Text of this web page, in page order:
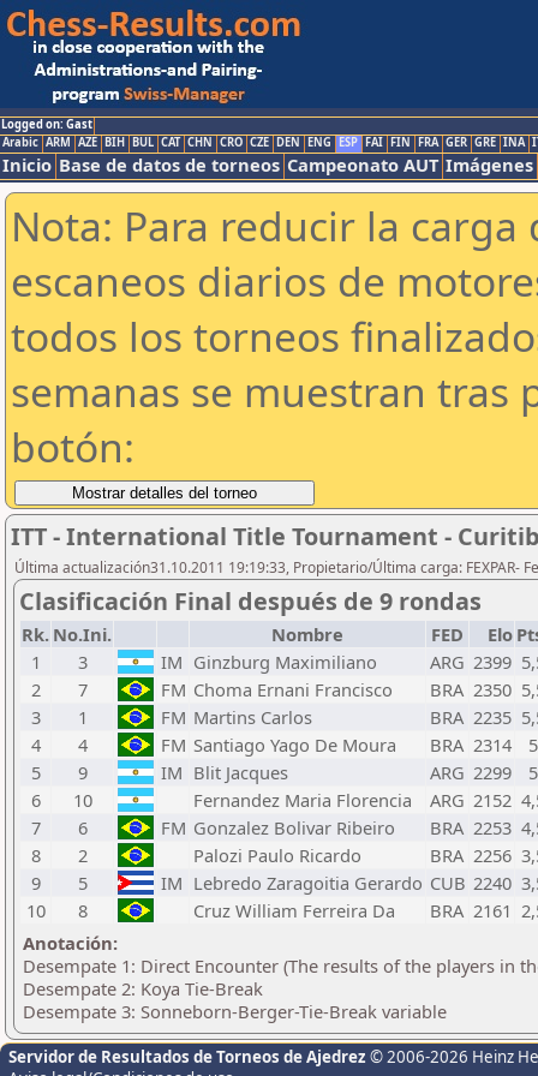
Logged on: Gast
Arabic ARM AZE BIH BUL CAT CHN CRO CZE DEN ENG ESP FAI FIN FRA GER GRE INA
Inicio Base de datos de torneos Campeonato AUT Imágenes
Nota: Para reducir la
escaneos diarios de
todos los torneos
semanas se muestran tras
botón:
ITT - International Title Tournament -
Última actualización31.10.2011 19:19:33, Propietario/Última carga: FEXPAR-
Clasificación Final después de 9 rondas
Rk. No.Ini. Nombre FED Elo
1
3 IM Ginzburg Maximiliano ARG 2399
2
7 FM Choma Ernani Francisco BRA 2350
3
1 FM Martins Carlos BRA 2235
4
4 FM Santiago Yago De Moura BRA 2314
5
5
9 IM Blit Jacques ARG 2299
5
6
10 Fernandez Maria Florencia ARG 2152
7
6 FM Gonzalez Bolivar Ribeiro BRA 2253
8
2 Palozi Paulo Ricardo BRA 2256
9
5 IM Lebredo Zaragoitia Gerardo CUB 2240
10
8 Cruz William Ferreira Da BRA 2161
Anotación:
Desempate 1: Direct Encounter (The results of the players in
Desempate 2: Koya Tie-Break
Desempate 3: Sonneborn-Berger-Tie-Break variable
Servidor de Resultados de Torneos de Ajedrez © 2006-2026 Heinz